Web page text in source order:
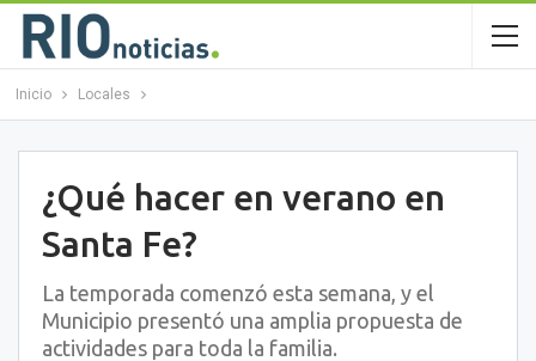
Inicio Locales
¿Qué hacer en verano en
Santa Fe?
La temporada comenzó esta semana, y el
Municipio presentó una amplia propuesta de
actividades para toda la familia.